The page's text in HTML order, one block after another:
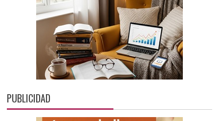
PUBLICIDAD